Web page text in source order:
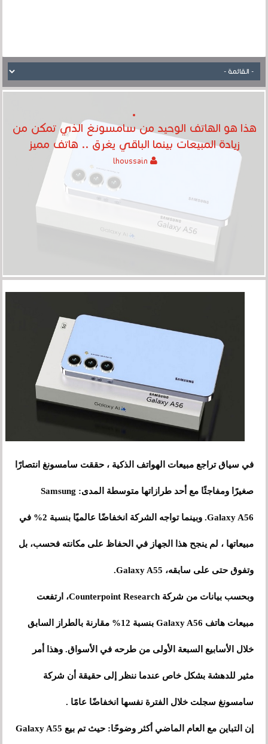
هذا هو الهاتف الوحيد من سامسونغ الذي تمكن من
زيادة المبيعات بينما الباقي يغرق .. هاتف مميز
في سياق تراجع مبيعات الهواتف الذكية ، حققت سامسونغ انتصارًا
صغيرًا ومفاجئًا مع أحد طرازاتها متوسطة المدى: Samsung
Galaxy A56. وبينما تواجه الشركة انخفاضًا عالميًا بنسبة 2% في
مبيعاتها ، لم ينجح هذا الجهاز في الحفاظ على مكانته فحسب، بل
وتفوق حتى على سابقه، Galaxy A55.
وبحسب بيانات من شركة Counterpoint Research، ارتفعت
مبيعات هاتف Galaxy A56 بنسبة 12% مقارنة بالطراز السابق
خلال الأسابيع السبعة الأولى من طرحه في الأسواق. وهذا أمر
مثير للدهشة بشكل خاص عندما ننظر إلى حقيقة أن شركة
سامسونغ سجلت خلال الفترة نفسها انخفاضًا عامًا .
إن التباين مع العام الماضي أكثر وضوحًا: حيث تم بيع Galaxy A55